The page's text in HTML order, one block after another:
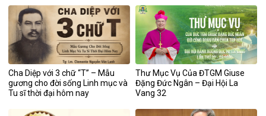
Cha Diệp với 3 chữ “T” – Mẫu
gương cho đời sống Linh mục và
Tu sĩ thời đại hôm nay
Thư Mục Vụ Của ĐTGM Giuse
Đặng Đức Ngân – Đại Hội La
Vang 32